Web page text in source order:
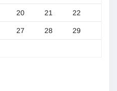
20 21 22
27 28 29